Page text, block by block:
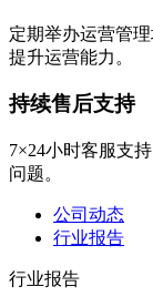
定期举办运营管
提升运营能力。
持续售后支持
7×24小时客服支
问题。
公司动态
行业报告
行业报告